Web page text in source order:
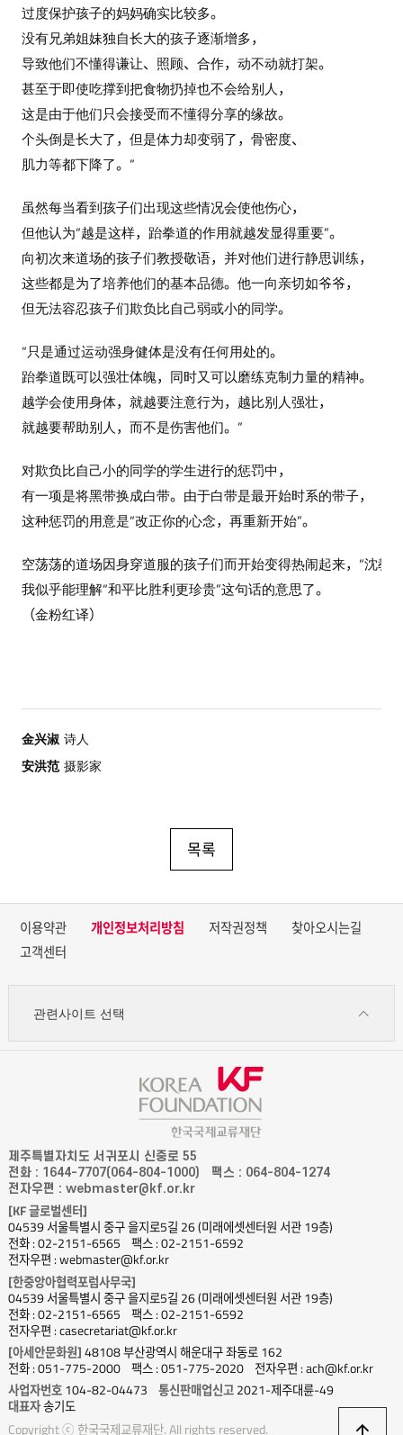
过度保护孩子的妈妈确实比较多。
没有兄弟姐妹独自长大的孩子逐渐增多，
导致他们不懂得谦让、照顾、合作，动不动就打架。
甚至于即使吃撑到把食物扔掉也不会给别人，
这是由于他们只会接受而不懂得分享的缘故。
个头倒是长大了，但是体力却变弱了，骨密度、
肌力等都下降了。”
虽然每当看到孩子们出现这些情况会使他伤心，
但他认为“越是这样，跆拳道的作用就越发显得重要”。
向初次来道场的孩子们教授敬语，并对他们进行静思训练，
这些都是为了培养他们的基本品德。他一向亲切如爷爷，
但无法容忍孩子们欺负比自己弱或小的同学。
“只是通过运动强身健体是没有任何用处的。
跆拳道既可以强壮体魄，同时又可以磨练克制力量的精神。
越学会使用身体，就越要注意行为，越比别人强壮，
就越要帮助别人，而不是伤害他们。”
对欺负比自己小的同学的学生进行的惩罚中，
有一项是将黑带换成白带。由于白带是最开始时系的带子，
这种惩罚的用意是“改正你的心念，再重新开始”。
空荡荡的道场因身穿道服的孩子们而开始变得热闹起来，“沈教
我似乎能理解“和平比胜利更珍贵”这句话的意思了。
（金粉红译）
金兴淑 诗人
安洪范 摄影家
목록
이용약관 개인정보처리방침 저작권정책
찾아오시는길
고객센터
관련사이트 선택
제주특별자치도 서귀포시 신중로 55
전화 : 1644-7707(064-804-1000)
팩스 : 064-804-1274
전자우편 : webmaster@kf.or.kr
[KF 글로벌센터]
04539 서울특별시 중구 을지로5길 26 (미래에셋센터원 서관 19층)
전화 : 02-2151-6565
팩스 : 02-2151-6592
전자우편 : webmaster@kf.or.kr
[한중앙아협력포럼사무국]
04539 서울특별시 중구 을지로5길 26 (미래에셋센터원 서관 19층)
전화 : 02-2151-6565
팩스 : 02-2151-6592
전자우편 : casecretariat@kf.or.kr
[아세안문화원] 48108 부산광역시 해운대구 좌동로 162
전화 : 051-775-2000
팩스 : 051-775-2020
전자우편 : ach@kf.or.kr
사업자번호104-82-04473 통신판매업신고2021-제주대륜-49
대표자송기도
Copyright ⓒ 한국국제교류재단. All rights reserved.